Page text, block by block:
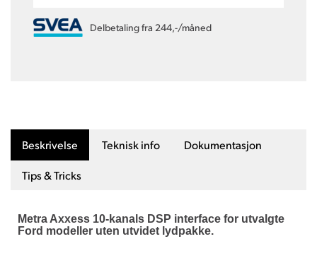
Delbetaling fra 244,-/måned
Beskrivelse Teknisk info Dokumentasjon
Tips & Tricks
Metra Axxess 10-kanals DSP interface for utvalgte
Ford modeller uten utvidet lydpakke.